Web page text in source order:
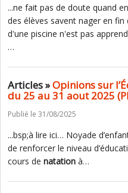
...ne fait pas de doute quand
des élèves savent nager en
d'une piscine n'est pas
…
Articles »Opinions sur
du 25 au 31 aout 2025
Publié le 31/08/2025
...bsp;à lire ici… Noyade
de renforcer le niveau
cours de natation à…